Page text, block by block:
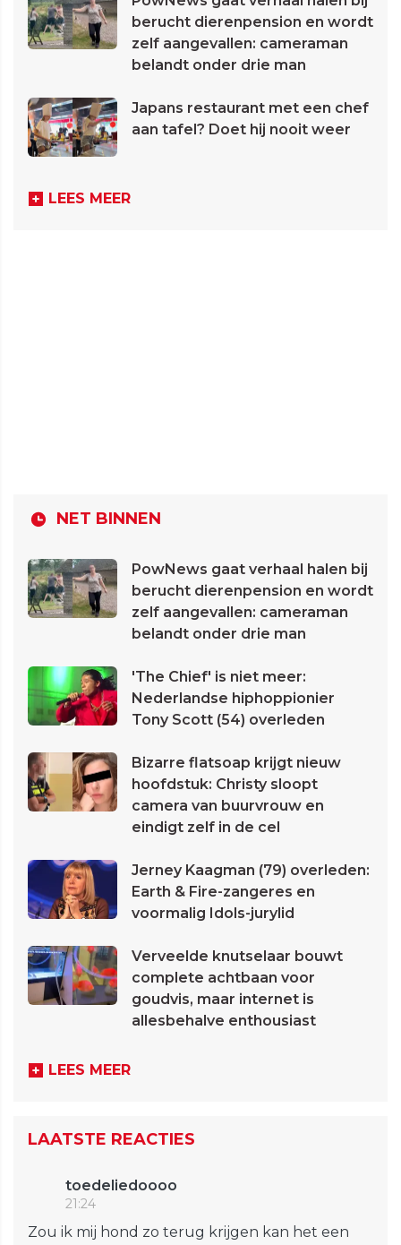
berucht dierenpension en wordt
zelf aangevallen: cameraman
belandt onder drie man
Japans restaurant met een chef
aan tafel? Doet hij nooit weer
LEES MEER
NET BINNEN
PowNews gaat verhaal halen bij
berucht dierenpension en wordt
zelf aangevallen: cameraman
belandt onder drie man
'The Chief' is niet meer:
Nederlandse hiphoppionier
Tony Scott (54) overleden
Bizarre flatsoap krijgt nieuw
hoofdstuk: Christy sloopt
camera van buurvrouw en
eindigt zelf in de cel
Jerney Kaagman (79) overleden:
Earth & Fire-zangeres en
voormalig Idols-jurylid
Verveelde knutselaar bouwt
complete achtbaan voor
goudvis, maar internet is
allesbehalve enthousiast
LEES MEER
LAATSTE REACTIES
toedeliedoooo
21:24
Zou ik mij hond zo terug krijgen kan het een